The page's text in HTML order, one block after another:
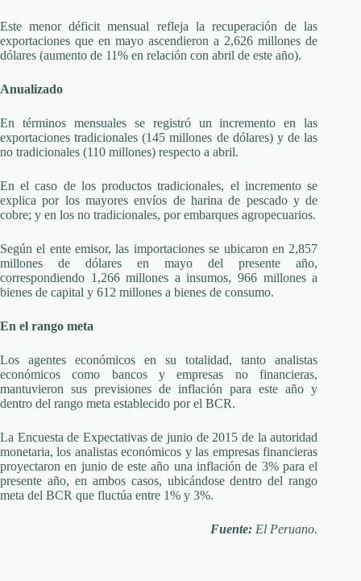
Este menor déficit mensual refleja la recuperación de las
exportaciones que en mayo ascendieron a 2,626 millones de
dólares (aumento de 11% en relación con abril de este año).
Anualizado
En términos mensuales se registró un incremento en las
exportaciones tradicionales (145 millones de dólares) y de las
no tradicionales (110 millones) respecto a abril.
En el caso de los productos tradicionales, el incremento se
explica por los mayores envíos de harina de pescado y de
cobre; y en los no tradicionales, por embarques agropecuarios.
Según el ente emisor, las importaciones se ubicaron en 2,857
millones de dólares en mayo del presente año,
correspondiendo 1,266 millones a insumos, 966 millones a
bienes de capital y 612 millones a bienes de consumo.
En el rango meta
Los agentes económicos en su totalidad, tanto analistas
económicos como bancos y empresas no financieras,
mantuvieron sus previsiones de inflación para este año y
dentro del rango meta establecido por el BCR.
La Encuesta de Expectativas de junio de 2015 de la autoridad
monetaria, los analistas económicos y las empresas financieras
proyectaron en junio de este año una inflación de 3% para el
presente año, en ambos casos, ubicándose dentro del rango
meta del BCR que fluctúa entre 1% y 3%.
Fuente: El Peruano.